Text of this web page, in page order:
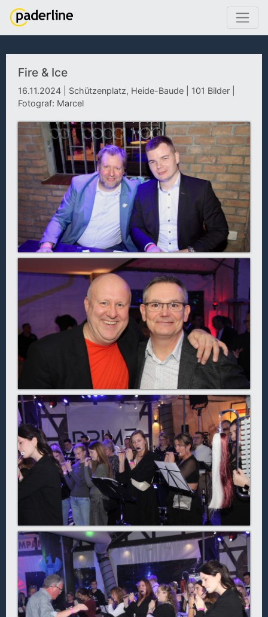
Fire & Ice
16.11.2024 | Schützenplatz, Heide-Baude | 101 Bilder |
Fotograf: Marcel